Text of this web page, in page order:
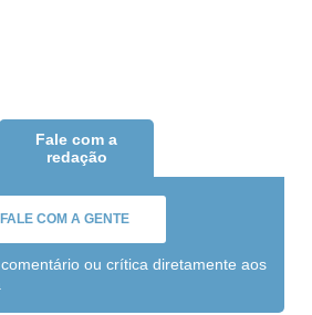
Fale com a
redação
FALE COM A GENTE
ou crítica diretamente aos